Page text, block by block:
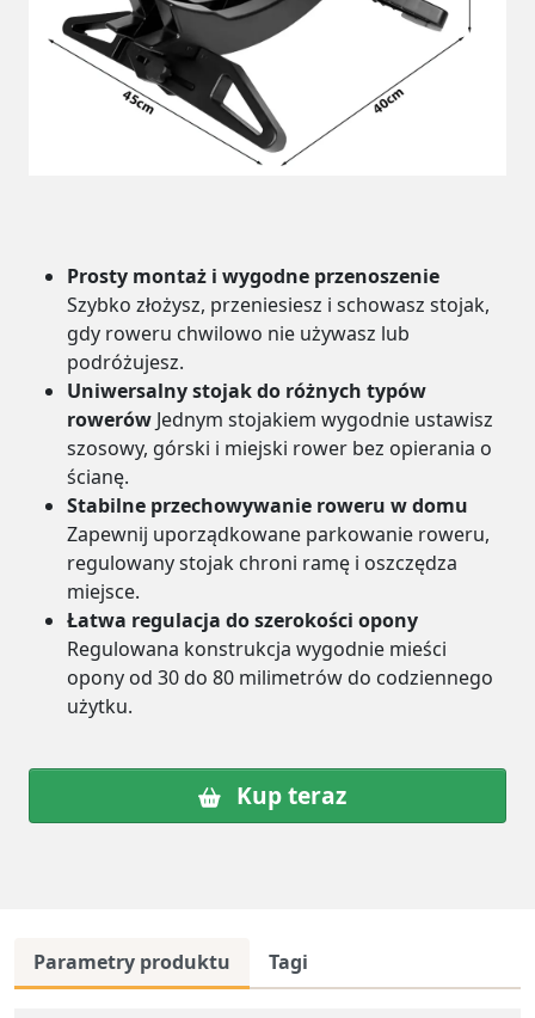
Prosty montaż i wygodne przenoszenie
Szybko złożysz, przeniesiesz i schowasz stojak,
gdy roweru chwilowo nie używasz lub
podróżujesz.
Uniwersalny stojak do różnych typów
rowerów Jednym stojakiem wygodnie ustawisz
szosowy, górski i miejski rower bez opierania o
ścianę.
Stabilne przechowywanie roweru w domu
Zapewnij uporządkowane parkowanie roweru,
regulowany stojak chroni ramę i oszczędza
miejsce.
Łatwa regulacja do szerokości opony
Regulowana konstrukcja wygodnie mieści
opony od 30 do 80 milimetrów do codziennego
użytku.
Kup teraz
Parametry produktu Tagi